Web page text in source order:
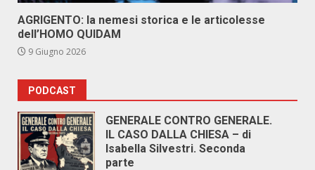
AGRIGENTO: la nemesi storica e le articolesse
dell’HOMO QUIDAM
9 Giugno 2026
PODCAST
GENERALE CONTRO GENERALE.
IL CASO DALLA CHIESA – di
Isabella Silvestri. Seconda
parte